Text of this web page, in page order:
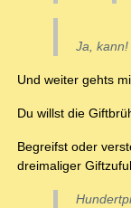
Ja,
Und weiter gehts
Du willst die
Begreifst oder
dreimaliger